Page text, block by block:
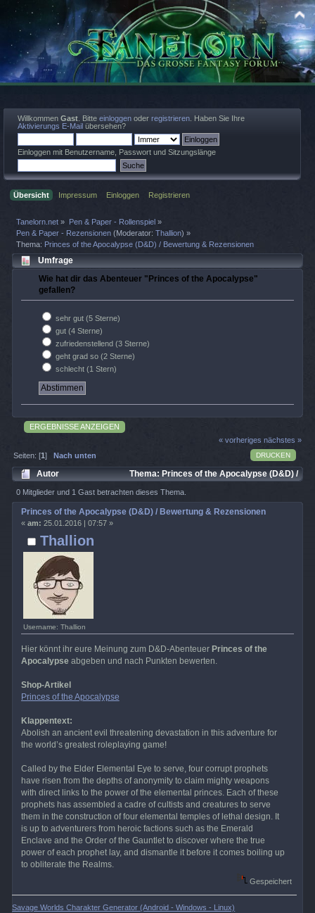
Willkommen Gast . Bitte einloggen oder registrieren . Haben Sie Ihre
Aktivierungs E-Mail übersehen?
Einloggen mit Benutzername, Passwort und Sitzungslänge
Übersicht Impressum Einloggen Registrieren
Tanelorn.net » Pen & Paper - Rollenspiel»
Pen & Paper - Rezensionen (Moderator:Thallion) »
Thema: Princes of the Apocalypse (D&D) / Bewertung & Rezensionen
Umfrage
Wie hat dir das Abenteuer "Princes of the Apocalypse"
gefallen?
sehr gut (5 Sterne)
gut (4 Sterne)
zufriedenstellend (3 Sterne)
geht grad so (2 Sterne)
schlecht (1 Stern)
ERGEBNISSE ANZEIGEN
« vorheriges nächstes »
DRUCKEN
Seiten: [1] Nach unten
Autor
Thema: Princes of the Apocalypse (D&D) /
Bewertung & Rezensionen (Gelesen 3926 mal)
0 Mitglieder und 1 Gast betrachten dieses Thema.
Thallion
Username: Thallion
Princes of the Apocalypse (D&D) / Bewertung & Rezensionen
« am: 25.01.2016 | 07:57 »
Hier könnt ihr eure Meinung zum D&D-Abenteuer Princes of the
Apocalypseabgeben und nach Punkten bewerten.
Shop-Artikel
Princes of the Apocalypse
Klappentext:
Abolish an ancient evil threatening devastation in this adventure for
the world’s greatest roleplaying game!
Called by the Elder Elemental Eye to serve, four corrupt prophets
have risen from the depths of anonymity to claim mighty weapons
with direct links to the power of the elemental princes. Each of these
prophets has assembled a cadre of cultists and creatures to serve
them in the construction of four elemental temples of lethal design. It
is up to adventurers from heroic factions such as the Emerald
Enclave and the Order of the Gauntlet to discover where the true
power of each prophet lay, and dismantle it before it comes boiling up
to obliterate the Realms.
Gespeichert
Savage Worlds Charakter Generator (Android - Windows - Linux)